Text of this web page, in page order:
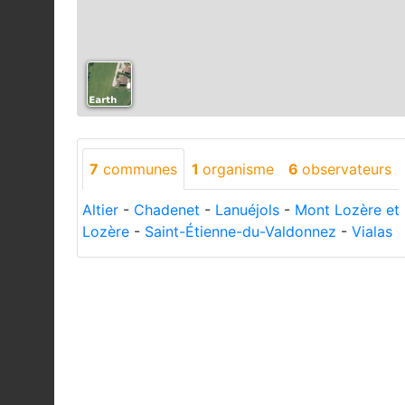
7 communes 1 organisme 6 observateurs
Altier - Chadenet - Lanuéjols - Mont Lozère et
Lozère - Saint-Étienne-du-Valdonnez - Vialas